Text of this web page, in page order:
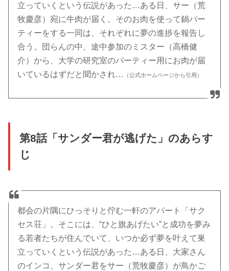
立っていくという伝説があった…ある日、サー（荒
牧慶彦）宛に牛肉が届く。そのお肉を使って鍋パー
ティーをする一同は、それぞれに夢の進捗を報告し
合う。団らんの中、途中参加のミスター（高橋健
介）から、大学の研究室のパーティー用にお肉が届
いているはずだと聞かされ…
（公式ホームページから引用）
第8話「サンダー君が逃げた」のあらす
じ
都会の片隅にひっそりと佇む一軒のアパート「サク
セス荘」。そこには、“ひと旗あげたい”と成功を夢み
る若者たちが住んでいて、いつか必ず夢を叶えて巣
立っていくという伝説があった…ある日、大家さん
のインコ、サンダー君をサー（荒牧慶彦）が鳥かご